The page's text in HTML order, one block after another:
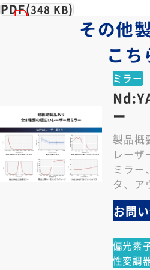
PDF(348 KB)
その他
こち
ミラー
ー
製品概
レーザ
ミラー
タ、ア
アミラ
ど、
お問
偏光素
性変調